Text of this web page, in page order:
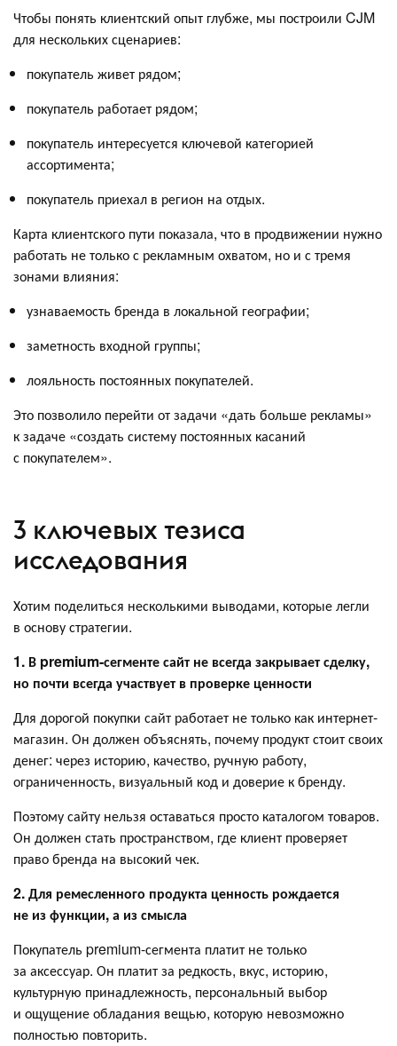
Чтобы понять клиентский опыт глубже, мы построили CJM
для нескольких сценариев:
покупатель живет рядом;
покупатель работает рядом;
покупатель интересуется ключевой категорией
ассортимента;
покупатель приехал в регион на отдых.
Карта клиентского пути показала, что в продвижении нужно
работать не только с рекламным охватом, но и с тремя
зонами влияния:
узнаваемость бренда в локальной географии;
заметность входной группы;
лояльность постоянных покупателей.
Это позволило перейти от задачи «дать больше рекламы»
к задаче «создать систему постоянных касаний
с покупателем».
3 ключевых тезиса
исследования
Хотим поделиться несколькими выводами, которые легли
в основу стратегии.
1. В premium-сегменте сайт не всегда закрывает сделку,
но почти всегда участвует в проверке ценности
Для дорогой покупки сайт работает не только как интернет-
магазин. Он должен объяснять, почему продукт стоит своих
денег: через историю, качество, ручную работу,
ограниченность, визуальный код и доверие к бренду.
Поэтому сайту нельзя оставаться просто каталогом товаров.
Он должен стать пространством, где клиент проверяет
право бренда на высокий чек.
2. Для ремесленного продукта ценность рождается
не из функции, а из смысла
Покупатель premium-сегмента платит не только
за аксессуар. Он платит за редкость, вкус, историю,
культурную принадлежность, персональный выбор
и ощущение обладания вещью, которую невозможно
полностью повторить.